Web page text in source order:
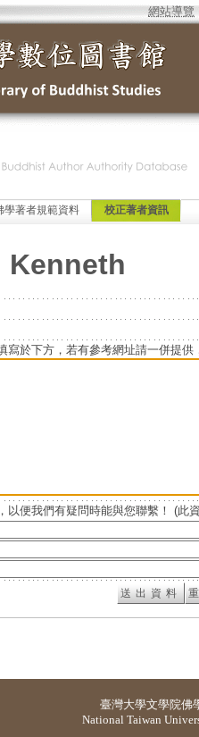
網站導覽
學著者規範資料 校正著者資訊
Kenneth
寫於下方，若有參考網址請一併提供
以便我們有疑問時能與您聯繫！ (此
臺灣大學文學院佛
National Taiwan